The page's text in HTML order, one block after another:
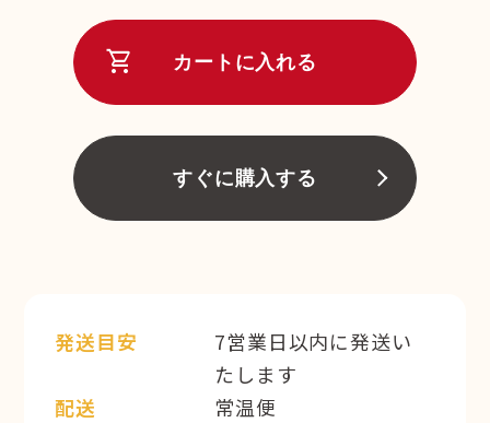
shopping_cart カートに入れる
すぐに購入する
発送目安
7営業日以内に発送い
たします
配送
常温便